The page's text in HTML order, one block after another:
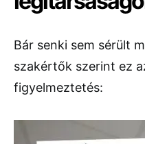
Bár senki sem sérült
szakértők szerint ez
figyelmeztetés: